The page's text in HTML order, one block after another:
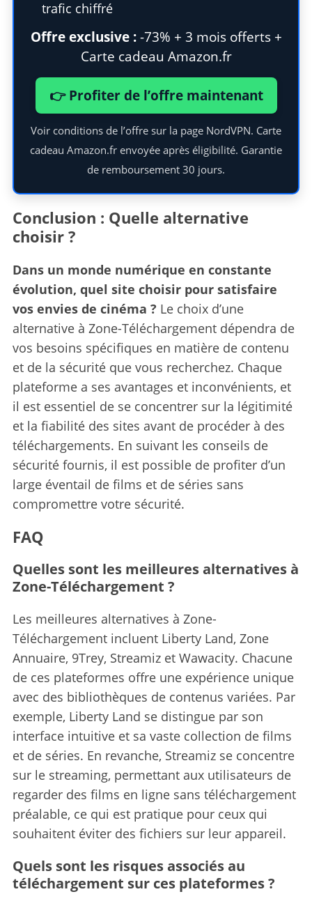
trafic chiffré
Offre exclusive :-73% + 3 mois offerts +
Carte cadeau Amazon.fr
👉 Profiter de l’offre maintenant
Voir conditions de l’offre sur la page NordVPN. Carte
cadeau Amazon.fr envoyée après éligibilité. Garantie
de remboursement 30 jours.
Conclusion : Quelle alternative
choisir ?
Dans un monde numérique en constante
évolution, quel site choisir pour satisfaire
vos envies de cinéma ? Le choix d’une
alternative à Zone-Téléchargement dépendra de
vos besoins spécifiques en matière de contenu
et de la sécurité que vous recherchez. Chaque
plateforme a ses avantages et inconvénients, et
il est essentiel de se concentrer sur la légitimité
et la fiabilité des sites avant de procéder à des
téléchargements. En suivant les conseils de
sécurité fournis, il est possible de profiter d’un
large éventail de films et de séries sans
compromettre votre sécurité.
FAQ
Quelles sont les meilleures alternatives à
Zone-Téléchargement ?
Les meilleures alternatives à Zone-
Téléchargement incluent Liberty Land, Zone
Annuaire, 9Trey, Streamiz et Wawacity. Chacune
de ces plateformes offre une expérience unique
avec des bibliothèques de contenus variées. Par
exemple, Liberty Land se distingue par son
interface intuitive et sa vaste collection de films
et de séries. En revanche, Streamiz se concentre
sur le streaming, permettant aux utilisateurs de
regarder des films en ligne sans téléchargement
préalable, ce qui est pratique pour ceux qui
souhaitent éviter des fichiers sur leur appareil.
Quels sont les risques associés au
téléchargement sur ces plateformes ?